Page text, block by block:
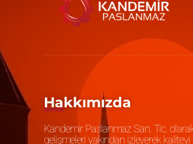
Hakkımızda
Kandemir Paslanmaz San. Tic.
gelişmeleri yakından izleyerek